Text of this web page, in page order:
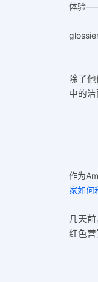
体验
除了
中的
作为
家如何
几天
红色